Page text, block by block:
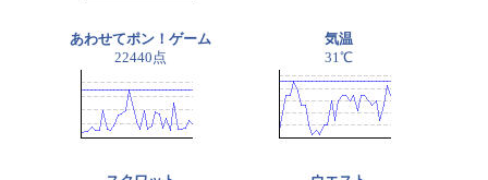
あわせてポン！ゲーム
22440点
気温
31℃